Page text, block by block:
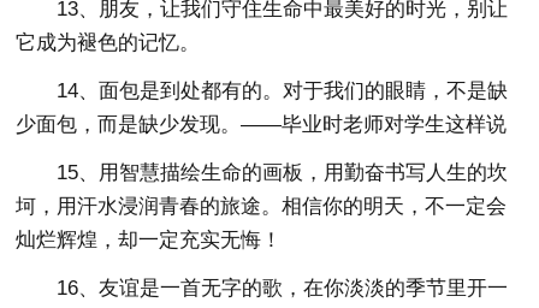
13、朋友，让我们守住生命中最美好的时光，别让
它成为褪色的记忆。
14、面包是到处都有的。对于我们的眼睛，不是缺
少面包，而是缺少发现。——毕业时老师对学生这样说
15、用智慧描绘生命的画板，用勤奋书写人生的坎
坷，用汗水浸润青春的旅途。相信你的明天，不一定会
灿烂辉煌，却一定充实无悔！
16、友谊是一首无字的歌，在你淡淡的季节里开一